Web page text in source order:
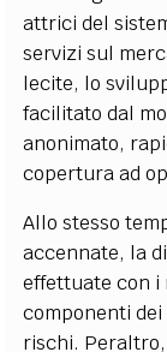
attrici del
servizi sul
lecite, lo
facilitato dal
anonimato,
copertura ad
Allo stesso
accennate, la
effettuate con i
componenti
rischi.